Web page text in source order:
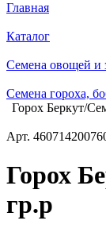
Главная
Каталог
Семена овощей и
Семена гороха,
Горох Беркут/
Арт.
Горох
гр.р